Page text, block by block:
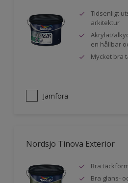
Tidsenligt
arkitektur
Akrylat/
en hållbar
Mycket bra
Jämföra
Nordsjö Tinova Exterior
Bra
Bra glans-